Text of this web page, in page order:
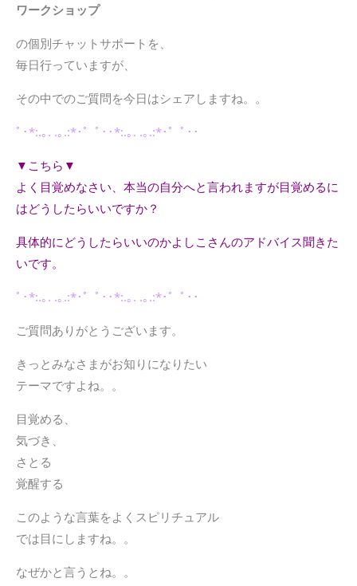
ワークショップ
の個別チャットサポートを、
毎日行っていますが、
その中でのご質問を今日はシェアしますね。。
ﾟ･*:.｡. .｡.:*･゜ﾟ･･*:.｡. .｡.:*･゜ﾟ･･
▼こちら▼
よく目覚めなさい、本当の自分へと言われますが目覚めるに
はどうしたらいいですか？
具体的にどうしたらいいのかよしこさんのアドバイス聞きた
いです。
ﾟ･*:.｡. .｡.:*･゜ﾟ･･*:.｡. .｡.:*･゜ﾟ･･
ご質問ありがとうございます。
きっとみなさまがお知りになりたい
テーマですよね。。
目覚める、
気づき、
さとる
覚醒する
このような言葉をよくスピリチュアル
では目にしますね。。
なぜかと言うとね。。